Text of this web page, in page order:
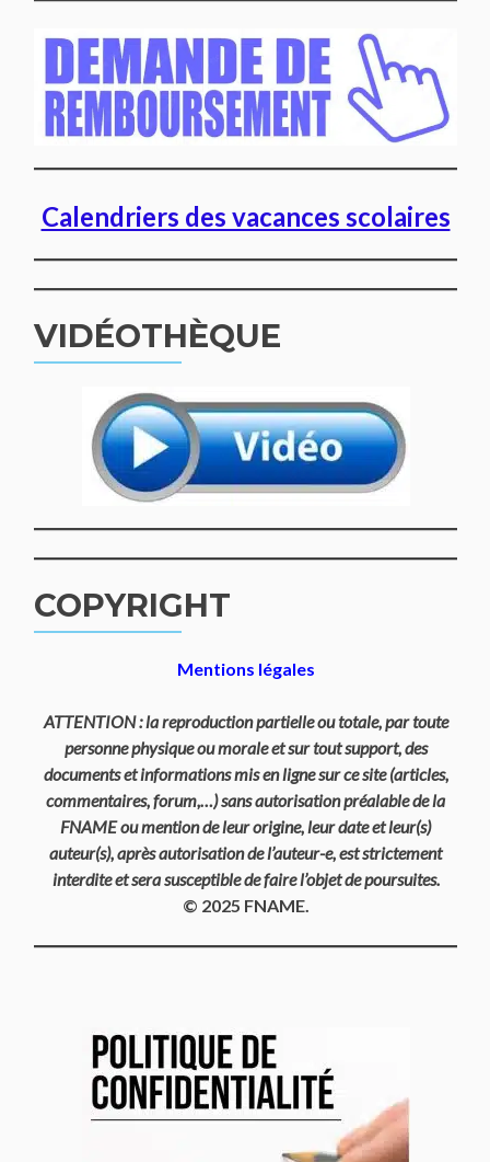
Calendriers des vacances scolaires
VIDÉOTHÈQUE
COPYRIGHT
Mentions légales
ATTENTION : la reproduction partielle ou totale, par toute
personne physique ou morale et sur tout support, des
documents et informations mis en ligne sur ce site (articles,
commentaires, forum,…) sans autorisation préalable de la
FNAME ou mention de leur origine, leur date et leur(s)
auteur(s), après autorisation de l’auteur-e, est strictement
interdite et sera susceptible de faire l’objet de poursuites.
© 2025 FNAME.